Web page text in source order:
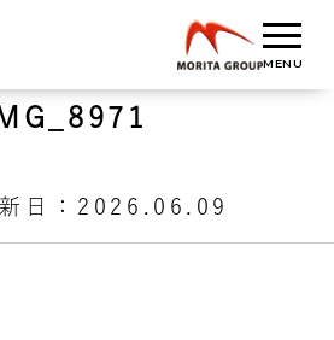
日：2026.06.09